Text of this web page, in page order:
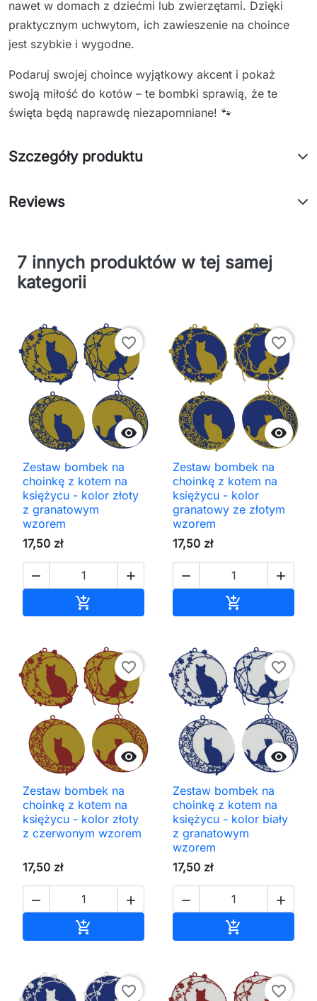
nawet w domach z dziećmi lub zwierzętami. Dzięki
praktycznym uchwytom, ich zawieszenie na choince
jest szybkie i wygodne.
Podaruj swojej choince wyjątkowy akcent i pokaż
swoją miłość do kotów – te bombki sprawią, że te
święta będą naprawdę niezapomniane! 🐾
Szczegóły produktu
Reviews
7 innych produktów w tej samej
kategorii

favorite_border
Zestaw bombek na
choinkę z kotem na
księżycu - kolor złoty
z granatowym
wzorem
17,50 zł
 


favorite_border
Zestaw bombek na
choinkę z kotem na
księżycu - kolor
granatowy ze złotym
wzorem
17,50 zł
 


favorite_border
Zestaw bombek na
choinkę z kotem na
księżycu - kolor złoty
z czerwonym wzorem
17,50 zł
 


favorite_border
Zestaw bombek na
choinkę z kotem na
księżycu - kolor biały
z granatowym
wzorem
17,50 zł
 

favorite_border favorite_border